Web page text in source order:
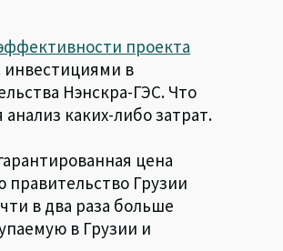
проекта
инвестициями в
Нэнскра-ГЭС. Что
каких-либо затрат.
цена
Грузии
в два раза больше
в Грузии и